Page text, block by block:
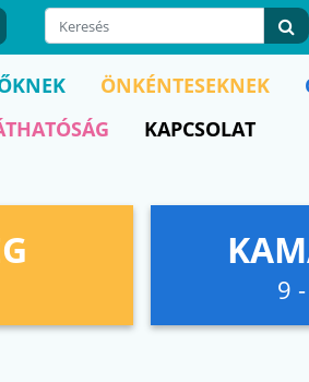
ÖNKÉNTESEKNEK
KAPCSOLAT
9